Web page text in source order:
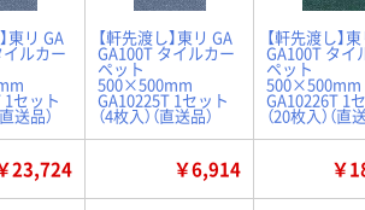
東リ GA
ルカー
1セット
送品）
【軒先渡し】東リ GA
GA100T タイルカー
ペット
500×500mm
GA10225T 1セット
（4枚入）（直送品）
【軒先渡し】
GA100T タイ
ペット
500×500mm
GA10226T 1
（20枚入）（直
23,724 ￥6,914 ￥